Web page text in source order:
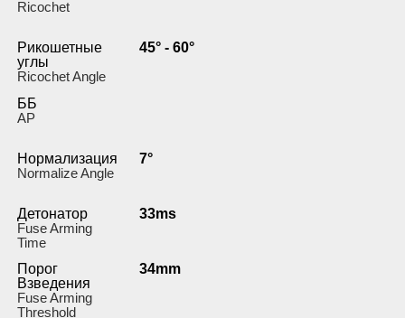
Ricochet
Рикошетные
углы
Ricochet Angle
45° - 60°
ББ
AP
Нормализация
Normalize Angle
7°
Детонатор
Fuse Arming
Time
33ms
Порог
Взведения
Fuse Arming
Threshold
34mm